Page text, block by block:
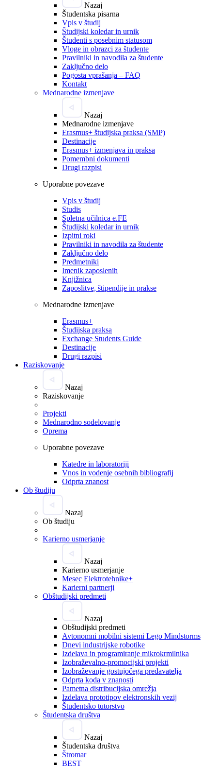
Nazaj
Študentska pisarna
Vpis v študij
Študijski koledar in urnik
Študenti s posebnim statusom
Vloge in obrazci za študente
Pravilniki in navodila za študente
Zaključno delo
Pogosta vprašanja – FAQ
Kontakt
Mednarodne izmenjave
Nazaj
Mednarodne izmenjave
Erasmus+ študijska praksa (SMP)
Destinacije
Erasmus+ izmenjava in praksa
Pomembni dokumenti
Drugi razpisi
Uporabne povezave
Vpis v študij
Studis
Spletna učilnica e.FE
Študijski koledar in urnik
Izpitni roki
Pravilniki in navodila za študente
Zaključno delo
Predmetniki
Imenik zaposlenih
Knjižnica
Zaposlitve, štipendije in prakse
Mednarodne izmenjave
Erasmus+
Študijska praksa
Exchange Students Guide
Destinacije
Drugi razpisi
Raziskovanje
Nazaj
Raziskovanje
Projekti
Mednarodno sodelovanje
Oprema
Uporabne povezave
Katedre in laboratoriji
Vnos in vodenje osebnih bibliografij
Odprta znanost
Ob študiju
Nazaj
Ob študiju
Karierno usmerjanje
Nazaj
Karierno usmerjanje
Mesec Elektrotehnike+
Karierni partnerji
Obštudijski predmeti
Nazaj
Obštudijski predmeti
Avtonomni mobilni sistemi Lego Mindstorms
Dnevi industrijske robotike
Izdelava in programiranje mikrokrmilnika
Izobraževalno-promocijski projekti
Izobraževanje gostujočega predavatelja
Odprta koda v znanosti
Pametna distribucijska omrežja
Izdelava prototipov elektronskih vezij
Študentsko tutorstvo
Študentska društva
Nazaj
Študentska društva
Štromar
BEST